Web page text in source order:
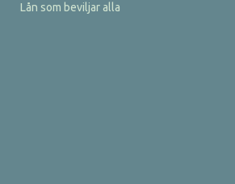
Lån som beviljar alla